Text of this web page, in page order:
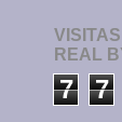
REAL
7 7